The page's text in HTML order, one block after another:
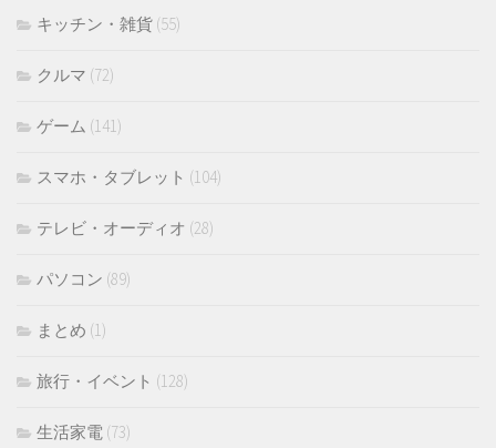
キッチン・雑貨 (55)
クルマ (72)
ゲーム (141)
スマホ・タブレット (104)
テレビ・オーディオ (28)
パソコン (89)
まとめ (1)
旅行・イベント (128)
生活家電 (73)